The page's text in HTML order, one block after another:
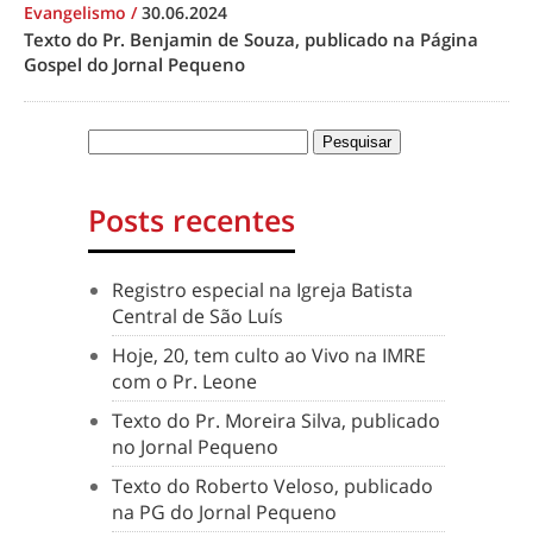
Evangelismo /30.06.2024
Texto do Pr. Benjamin de Souza, publicado na Página
Gospel do Jornal Pequeno
Posts recentes
Registro especial na Igreja Batista
Central de São Luís
Hoje, 20, tem culto ao Vivo na IMRE
com o Pr. Leone
Texto do Pr. Moreira Silva, publicado
no Jornal Pequeno
Texto do Roberto Veloso, publicado
na PG do Jornal Pequeno